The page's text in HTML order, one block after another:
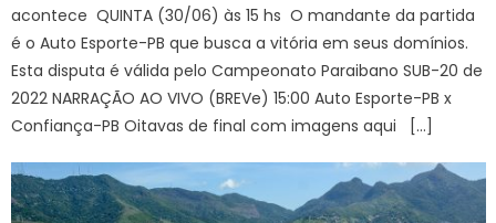
acontece QUINTA (30/06) às 15 hs O mandante da partida
é o Auto Esporte-PB que busca a vitória em seus domínios.
Esta disputa é válida pelo Campeonato Paraibano SUB-20 de
2022 NARRAÇÃO AO VIVO (BREVe) 15:00 Auto Esporte-PB x
Confiança-PB Oitavas de final com imagens aqui […]